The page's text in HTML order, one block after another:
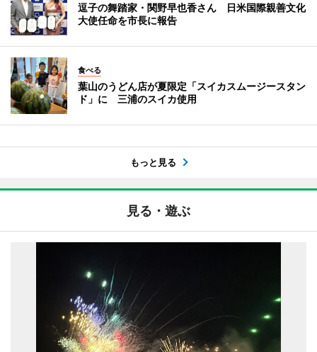
逗子の舞踏家・関野早也香さん 日米国際親善文化
大使任命を市長に報告
食べる
葉山のうどん店が夏限定「スイカスムージースタン
ド」に 三浦のスイカ使用
もっと見る
見る・遊ぶ